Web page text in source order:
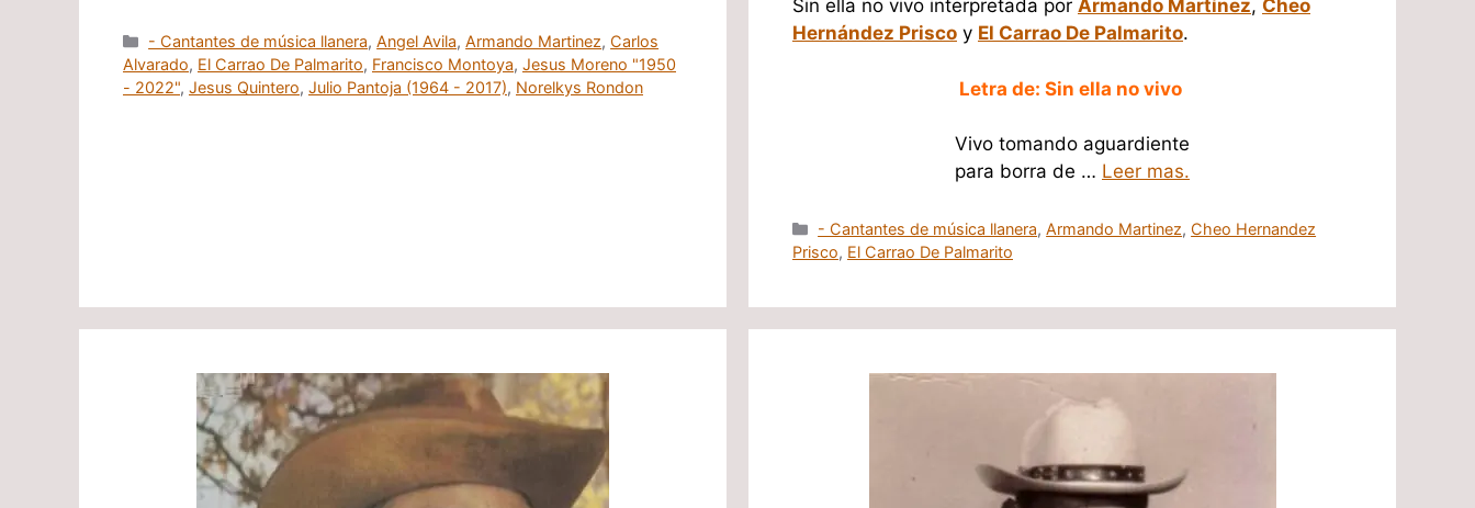
Categorías
- Cantantes de música llanera,Angel Avila,Armando Martinez, Carlos
Alvarado, El Carrao De Palmarito, Francisco Montoya, Jesus Moreno "1950
- 2022", Jesus Quintero, Julio Pantoja (1964 - 2017), Norelkys Rondon
Sin ella no vivo interpretada por Armando Martínez, Cheo
Hernández Prisco y El Carrao De Palmarito.
Letra de: Sin ella no vivo
Vivo tomando aguardiente
para borra de … Leer mas.
Categorías
- Cantantes de música llanera,Armando Martinez, Cheo Hernandez
Prisco, El Carrao De Palmarito